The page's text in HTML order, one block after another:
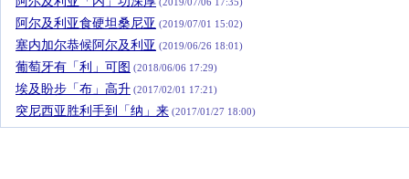
阿尔及利亚食硬坦桑尼亚 (2019/07/01 15:02)
塞内加尔恭候阿尔及利亚 (2019/06/26 18:01)
葡萄牙有「利」可图 (2018/06/06 17:29)
埃及盼步「布」高升 (2017/02/01 17:21)
突尼西亚胜利手到「纳」来 (2017/01/27 18:00)